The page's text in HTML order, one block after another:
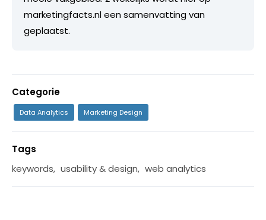
marketingfacts.nl een samenvatting van
geplaatst.
Categorie
Data Analytics Marketing Design
Tags
keywords, usability & design, web analytics